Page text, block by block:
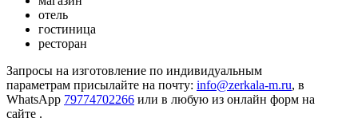
отель
гостиница
ресторан
Запросы на изготовление по индивидуальным
параметрам присылайте на почту: info@zerkala-m.ru, в
WhatsApp 79774702266 или в любую из онлайн форм на
сайте .